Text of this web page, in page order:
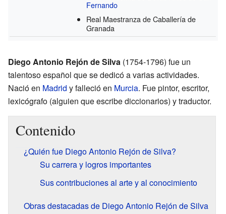
Fernando
Real Maestranza de Caballería de
Granada
Diego Antonio Rejón de Silva (1754-1796) fue un
talentoso español que se dedicó a varias actividades.
Nació en Madrid y falleció en Murcia. Fue pintor, escritor,
lexicógrafo (alguien que escribe diccionarios) y traductor.
Contenido
¿Quién fue Diego Antonio Rejón de Silva?
Su carrera y logros importantes
Sus contribuciones al arte y al conocimiento
Obras destacadas de Diego Antonio Rejón de Silva